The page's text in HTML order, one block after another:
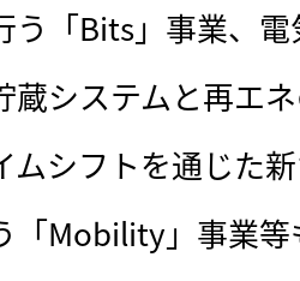
う「Bits」事業、
蔵システムと再エ
ムシフトを通じた
「Mobility」事業等